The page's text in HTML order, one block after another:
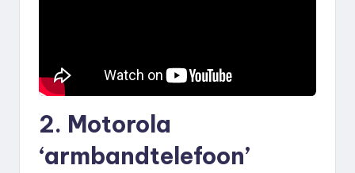
2. Motorola
‘armbandtelefoon’